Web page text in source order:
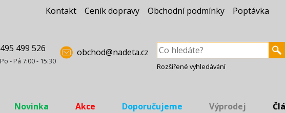
Kontakt Ceník dopravy Obchodní podmínky Poptávka
495 499 526
Po - Pá 7:00 - 15:30
obchod@nadeta.cz
Rozšířené vyhledávání
Novinka Akce Doporučujeme Výprodej